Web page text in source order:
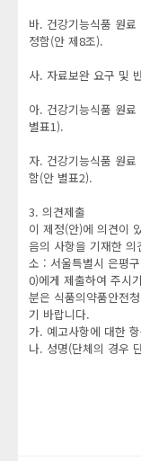
바. 건강기능식품 원
정함(안 제8조).
사. 자료보완 요구 및
아. 건강기능식품 원
별표1).
자. 건강기능식품 원
함(안 별표2).
3. 의견제출
이 제정(안)에 의견이
음의 사항을 기재한
소 : 서울특별시 은평
0)에게 제출하여 주시
분은 식품의약품안전
기 바랍니다.
가. 예고사항에 대한
나. 성명(단체의 경우